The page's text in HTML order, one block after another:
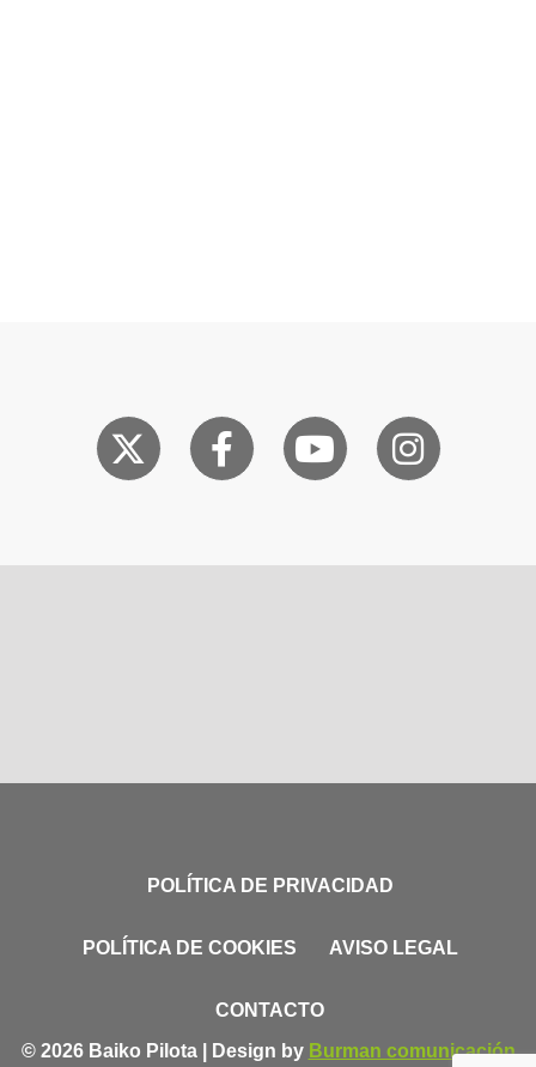
POLÍTICA DE PRIVACIDAD
POLÍTICA DE COOKIES AVISO LEGAL
CONTACTO
© 2026 Baiko Pilota | Design by Burman comunicación